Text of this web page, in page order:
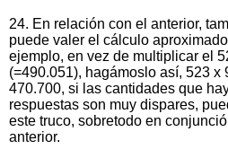
24. En relación con el anterior,
puede valer el cálculo
ejemplo, en vez de multiplicar el
(=490.051), hagámoslo así, 523 x
470.700, si las cantidades que
respuestas son muy dispares,
este truco, sobretodo en
anterior.